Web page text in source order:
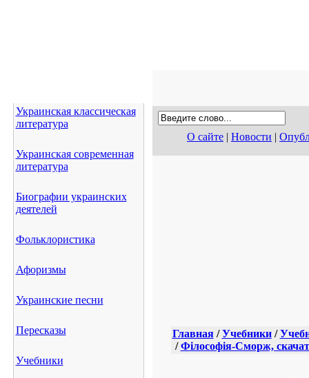
Украинская классическая
литература
Украинская современная
литература
Биографии украинских
деятелей
Фольклористика
Афоризмы
Украинские песни
Пересказы
Учебники
О сайте | Новости |
Главная/Учебники/
/Філософія-Сморж,